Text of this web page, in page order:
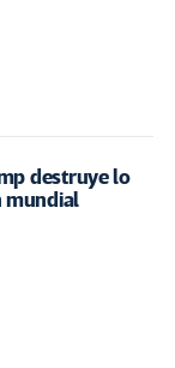
destruye lo
mundial